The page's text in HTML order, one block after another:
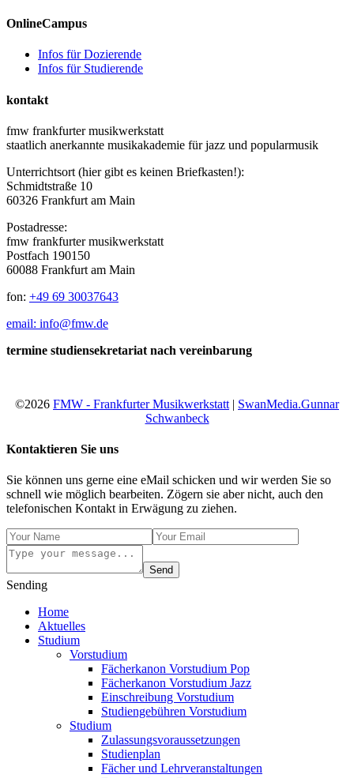
OnlineCampus
Infos für Dozierende
Infos für Studierende
kontakt
fmw frankfurter musikwerkstatt
staatlich anerkannte musikakademie für jazz und popularmusik
Unterrichtsort (hier gibt es keinen Briefkasten!):
Schmidtstraße 10
60326 Frankfurt am Main
Postadresse:
fmw frankfurter musikwerkstatt
Postfach 190150
60088 Frankfurt am Main
fon: +49 69 30037643
email: info@fmw.de
termine studiensekretariat nach vereinbarung
©2026 FMW - Frankfurter Musikwerkstatt | SwanMedia.Gunnar
Schwanbeck
Kontaktieren Sie uns
Sie können uns gerne eine eMail schicken und wir werden Sie so
schnell wie möglich bearbeiten. Zögern sie aber nicht, auch den
telefonischen Kontakt in Erwägung zu ziehen.
Send
Sending
Home
Aktuelles
Studium
Vorstudium
Fächerkanon Vorstudium Pop
Fächerkanon Vorstudium Jazz
Einschreibung Vorstudium
Studiengebühren Vorstudium
Studium
Zulassungsvoraussetzungen
Studienplan
Fächer und Lehrveranstaltungen